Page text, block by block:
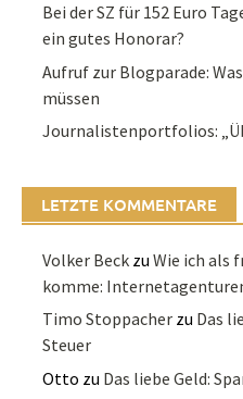
Bei der SZ für 152 Euro
ein gutes Honorar?
Aufruf zur Blogparade:
müssen
Journalistenportfolios:
LETZTE KOMMENTARE
Volker Beck zuWie ich als
komme:
Timo Stoppacher zu Das
Steuer
Otto zu Das liebe Geld: